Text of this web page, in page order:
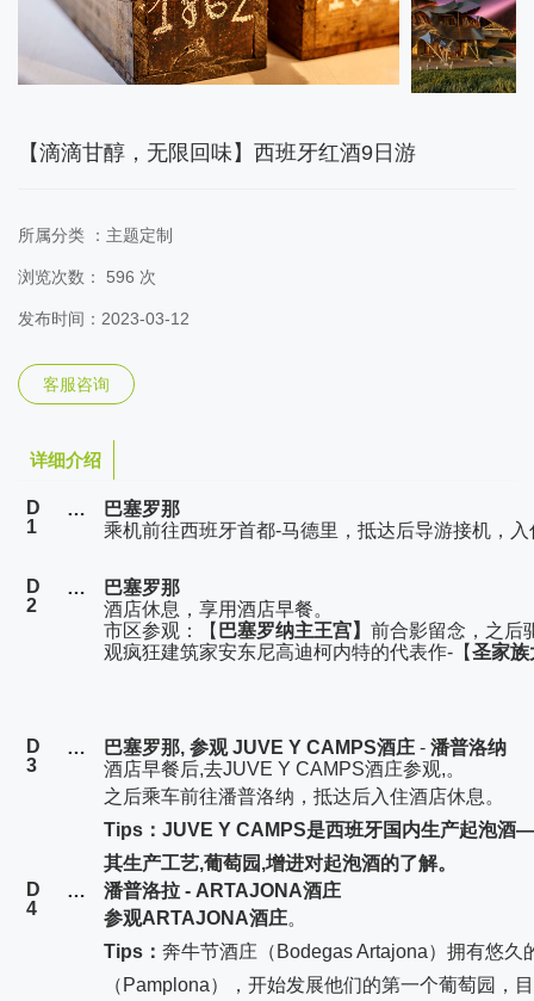
【滴滴甘醇，无限回味】西班牙红酒9日游
所属分类 ： 主题定制
浏览次数： 596 次
发布时间：2023-03-12
客服咨询
详细介绍
D
1
…
巴塞罗那
乘机前往西班牙首都-马德里，抵达后导游接机，
D
2
…
巴塞罗那
酒店休息，享用酒店早餐。
市区参观：【 巴塞罗纳主王宫】 前合影留念，之后
观疯狂建筑家安东尼高迪柯内特的代表作-【圣家族
D
3
… 巴塞罗那, 参观JUVE Y CAMPS酒庄 - 潘普洛纳
酒店早餐后,去JUVE Y CAMPS酒庄参观,。
之后乘车前往潘普洛纳，抵达后入住酒店休息。
Tips ：JUVE Y CAMPS是西班牙国内生产起泡酒
其生产工艺,葡萄园,增进对起泡酒的了解。
D
4
…
潘普洛拉 - ARTAJONA酒庄
参观ARTAJONA酒庄。
Tips ： 奔牛节酒庄（Bodegas Artajona）拥有悠久
（ Pamplona），开始发展他们的第一个葡萄园，